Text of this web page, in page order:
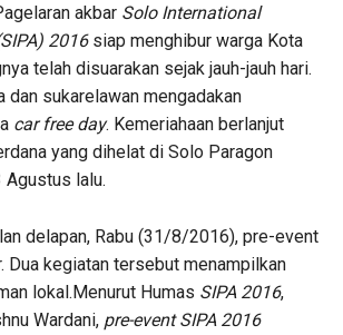
akbar Solo International
2016siap menghibur warga Kota
telah disuarakan sejak jauh-jauh hari.
dan sukarelawan mengadakan
car free day. Kemeriahaan berlanjut
yang dihelat di Solo Paragon
lalu.
delapan, Rabu (31/8/2016), pre-event
Dua kegiatan tersebut menampilkan
lokal.Menurut Humas SIPA 2016,
Wardani, pre-event SIPA 2016